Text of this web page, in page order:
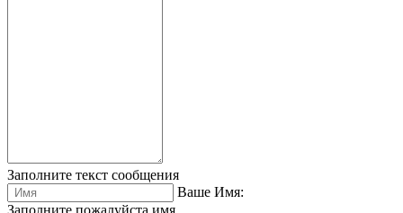
Заполните текст сообщения
Ваше Имя:
Заполните пожалуйста имя